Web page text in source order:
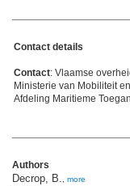
Contact details
Contact: Vlaamse
Ministerie van Mobiliteit
Afdeling Maritieme
Authors
Decrop, B., more